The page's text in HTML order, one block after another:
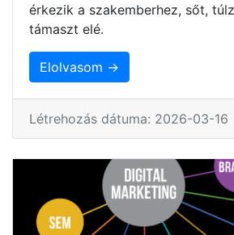
érkezik a szakemberhez, sőt,
támaszt elé.
Elolvasom →
Létrehozás dátuma: 2026-03-16